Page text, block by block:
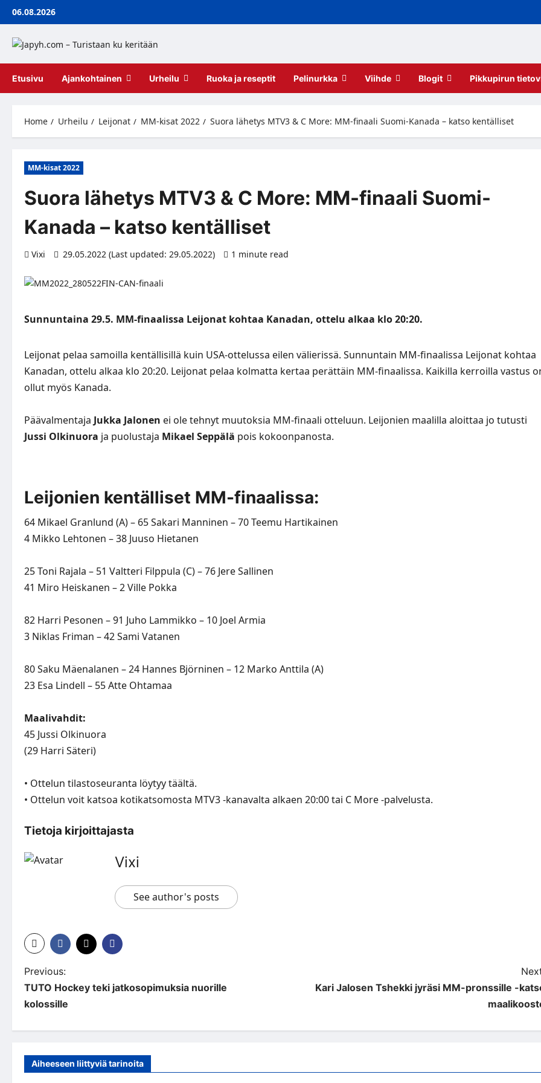
Skip06.08.2026
Etusivu Ajankohtainen Urheilu Ruoka ja reseptit Pelinurkka Viihde Blogit Pikkupirun
Home Urheilu Leijonat MM-kisat 2022 Suora lähetys MTV3 & C More: MM-finaali Suomi-Kanada – katso kentälliset
MM-kisat 2022
Suora lähetys MTV3 & C More: MM-finaali Suomi-
Kanada – katso kentälliset
Vixi 29.05.2022 (Last updated: 29.05.2022) 1 minute read
Sunnuntaina 29.5. MM-finaalissa Leijonat kohtaa Kanadan, ottelu alkaa klo 20:20.
Leijonat pelaa samoilla kentällisillä kuin USA-ottelussa eilen välierissä. Sunnuntain MM-finaalissa Leijonat kohtaa
Kanadan, ottelu alkaa klo 20:20. Leijonat pelaa kolmatta kertaa perättäin MM-finaalissa. Kaikilla kerroilla vastus
ollut myös Kanada.
Päävalmentaja Jukka Jalonen ei ole tehnyt muutoksia MM-finaali otteluun. Leijonien maalilla aloittaa jo tutusti
Jussi Olkinuora ja puolustaja Mikael Seppälä pois kokoonpanosta.
Leijonien kentälliset MM-finaalissa:
64 Mikael Granlund (A) – 65 Sakari Manninen – 70 Teemu Hartikainen
4 Mikko Lehtonen – 38 Juuso Hietanen
25 Toni Rajala – 51 Valtteri Filppula (C) – 76 Jere Sallinen
41 Miro Heiskanen – 2 Ville Pokka
82 Harri Pesonen – 91 Juho Lammikko – 10 Joel Armia
3 Niklas Friman – 42 Sami Vatanen
80 Saku Mäenalanen – 24 Hannes Björninen – 12 Marko Anttila (A)
23 Esa Lindell – 55 Atte Ohtamaa
Maalivahdit:
45 Jussi Olkinuora
(29 Harri Säteri)
• Ottelun tilastoseuranta löytyytäältä.
• Ottelun voit katsoa kotikatsomosta MTV3 -kanavalta alkaen 20:00 tai C More -palvelusta.
Tietoja kirjoittajasta
Vixi
See author's posts
P
o
n
Previous:
TUTO Hockey teki jatkosopimuksia nuorille
kolossille
Kari Jalosen Tshekki jyräsi MM-pronssille -
Aiheeseen liittyviä tarinoita